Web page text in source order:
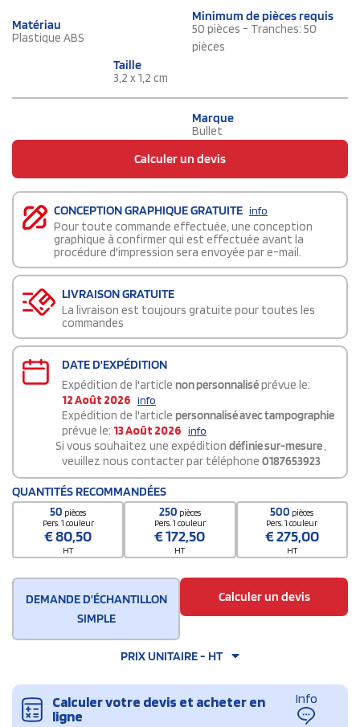
Matériau
Plastique ABS
Minimum de pièces requis
50 pièces - Tranches: 50
pièces
Taille
3,2 x 1,2 cm
Marque
Bullet
Calculer un devis
CONCEPTION GRAPHIQUE GRATUITE info
Pour toute commande effectuée, une conception
graphique à confirmer qui est effectuée avant la
procédure d'impression sera envoyée par e-mail.
LIVRAISON GRATUITE
La livraison est toujours gratuite pour toutes les
commandes
DATE D'EXPÉDITION
Expédition de l'article non personnaliséprévue le:
12 Août 2026 info
Expédition de l'article personnalisé avec tampographie
prévue le: 13 Août 2026 info
Si vous souhaitez une expédition définie sur-mesure,
veuillez nous contacter par téléphone 0187653923
QUANTITÉS RECOMMANDÉES
50 pièces
Pers. 1 couleur
€80,50
HT
250 pièces
Pers. 1 couleur
€172,50
HT
500 pièces
Pers. 1 couleur
€275,00
HT
DEMANDE D'ÉCHANTILLON
SIMPLE
Calculer un devis
PRIX UNITAIRE - HT
Calculer votre devis et acheter en
ligne
Info